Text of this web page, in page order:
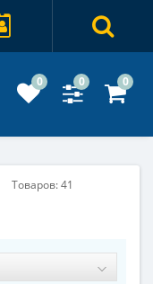
0 0 0
Товаров: 41